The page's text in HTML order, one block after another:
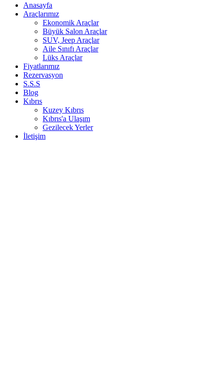
Anasayfa
Araçlarımız
Ekonomik Araçlar
Büyük Salon Araçlar
SUV, Jeep Araçlar
Aile Sınıfı Araçlar
Lüks Araçlar
Fiyatlarımız
Rezervasyon
S.S.S
Blog
Kıbrıs
Kuzey Kıbrıs
Kıbrıs'a Ulaşım
Gezilecek Yerler
İletişim